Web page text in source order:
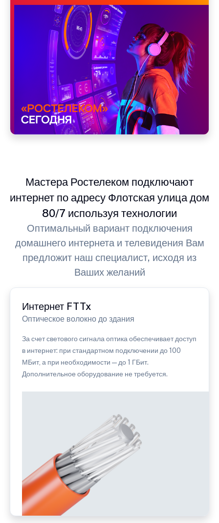
Мастера Ростелеком подключают
интернет по адресу Флотская улица дом
80/7 используя технологии
Оптимальный вариант подключения
домашнего интернета и телевидения Вам
предложит наш специалист, исходя из
Ваших желаний
Интернет FTTx
Оптическое волокно до здания
За счет светового сигнала оптика обеспечивает доступ
в интернет: при стандартном подключении до 100
МБит, а при необходимости — до 1 ГБит.
Дополнительное оборудование не требуется.